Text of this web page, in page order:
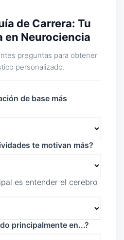
de Carrera: Tu
en Neurociencia
preguntas para obtener
personalizado.
de base más
te motivan más?
es entender el cerebro
principalmente en...?